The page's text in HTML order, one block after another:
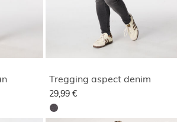
Tregging aspect denim
29,99 €